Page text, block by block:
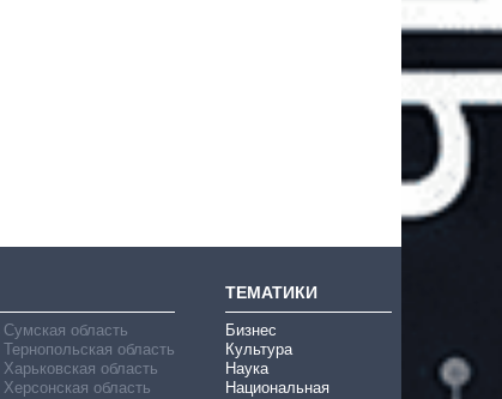
Сумская область
Тернопольская область
Харьковская область
Херсонская область
ТЕМАТИКИ
Бизнес
Культура
Наука
Национальная